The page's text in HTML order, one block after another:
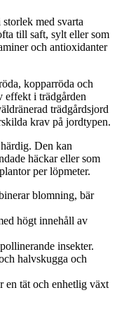
med svarta
till saft, sylt eller som
och antioxidanter
kopparröda och
effekt i trädgården
trädgårdsjord
krav på jordtypen.
Den kan
häckar eller som
per löpmeter.
blomning, bär
högt innehåll av
insekter.
halvskugga och
en tät och enhetlig växt